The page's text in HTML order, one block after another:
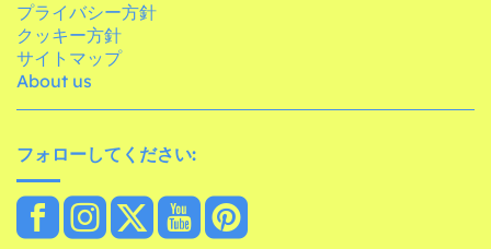
プライバシー方針
クッキー方針
サイトマップ
About us
フォローしてください: